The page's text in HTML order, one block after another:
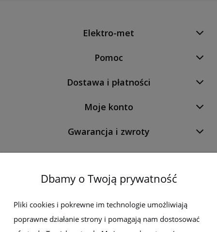
Elektro-met
Pomoc
Dostawa i płatności
Moje konto
Gwarancja i zwroty
O firmie
Newsletter
Zapisz się do newslettera, aby być na bieżąco z nowościami i
Dbamy o Twoją prywatność
Pliki cookies i pokrewne im technologie umożliwiają
poprawne działanie strony i pomagają nam dostosować